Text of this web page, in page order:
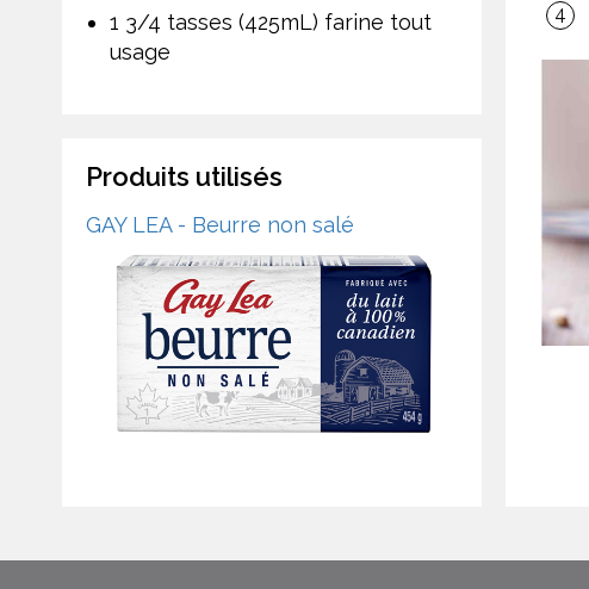
1 3/4 tasses (425mL) farine tout
usage
Produits utilisés
GAY LEA - Beurre non salé